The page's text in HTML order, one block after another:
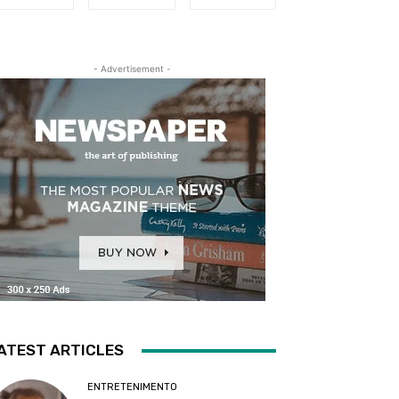
- Advertisement -
ARTICLES
ENTRETENIMENTO